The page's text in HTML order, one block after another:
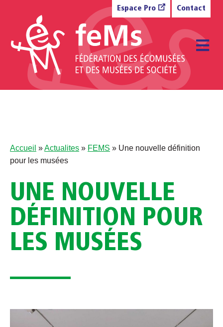
Espace Pro Contact
Accueil »Actualites » FEMS » Une nouvelle définition
pour les musées
UNE NOUVELLE
DÉFINITION POUR
LES MUSÉES